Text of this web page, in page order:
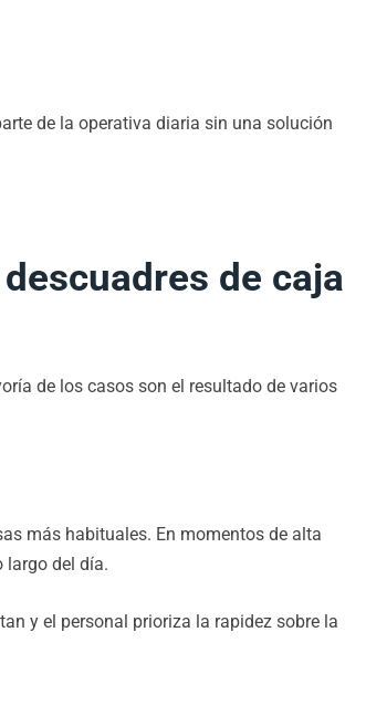
de la operativa diaria sin una solución
de caja
de los casos son el resultado de varios
más habituales. En momentos de alta
largo del día.
y el personal prioriza la rapidez sobre la